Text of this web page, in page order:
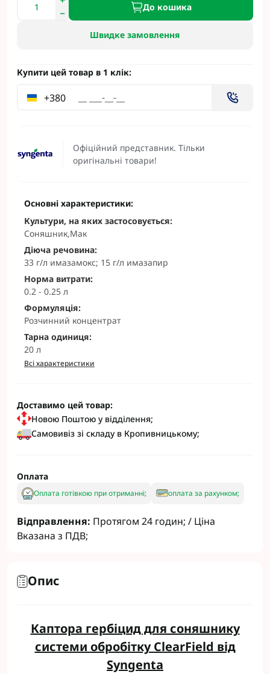
Офіційний представник. Тільки
оригінальні товари!
До кошика
Швидке замовлення
Купити цей товар в 1 клік:
+380
Основні характеристики:
Культури, на яких застосовується:
Соняшник,Мак
Діюча речовина:
33 г/л имазамокс; 15 г/л имазапир
Норма витрати:
0.2 - 0.25 л
Формуляція:
Розчинний концентрат
Тарна одиниця:
20 л
Всі характеристики
Доставимо цей товар:
Новою Поштою у відділення;
Самовивіз зі складу в Кропивницькому;
Оплата
Оплата готівкою при отриманні; оплата за рахунком;
Відправлення: Протягом 24 годин; / Ціна
Вказана з ПДВ;
Опис
Каптора гербіцид для соняшнику
системи обробітку ClearField від
Syngenta